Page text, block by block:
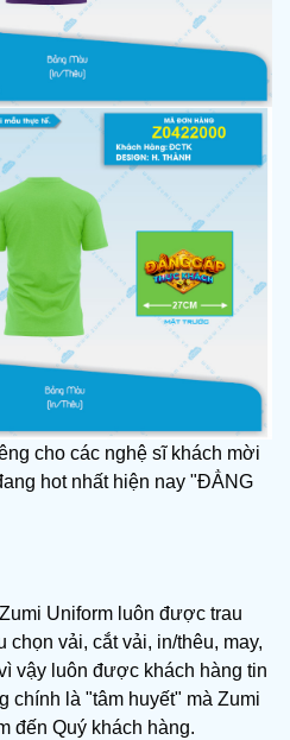
cho các nghệ sĩ khách mời
hot nhất hiện nay "ĐẲNG
Uniform luôn được trau
chọn vải, cắt vải, in/thêu, may,
vậy luôn được khách hàng tin
chính là "tâm huyết" mà Zumi
đến Quý khách hàng.